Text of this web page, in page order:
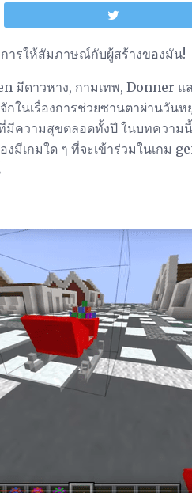
ารให้สัมภาษณ์กับผู้สร้างของมัน!
มีดาวหาง, กามเทพ, Donner
ในเรื่องการช่วยซานตาผ่านวันห
มีความสุขตลอดทั้งปี ในบทควา
งมีเกมใด ๆ ที่จะเข้าร่วมในเกม